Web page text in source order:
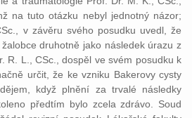
na tuto otázku nebyl jednotný názor;
v závěru svého posudku uvedl, že
druhotně jako následek úrazu z
R. L., CSc., dospěl ve svém posudku k
určit, že ke vzniku Bakerovy cysty
když plnění za trvalé následky
předtím bylo zcela zdrávo. Soud